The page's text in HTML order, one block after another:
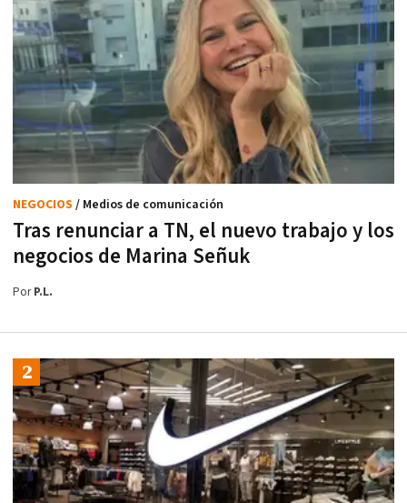
Tras renunciar a TN, el nuevo trabajo y los
negocios de Marina Señuk
NEGOCIOS / Medios de comunicación
PorP.L.